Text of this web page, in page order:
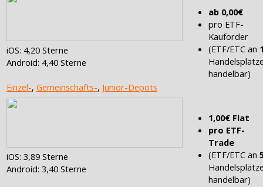
iOS: 4,20 Sterne
Android: 4,40 Sterne
Einzel-, Gemeinschafts-, Junior-Depots
ab 0,00€
pro ETF-
Kauforder
(ETF/ETC an
handelbar)
iOS: 3,89 Sterne
Android: 3,40 Sterne
1,00€ Flat
pro ETF-
Trade
(ETF/ETC an
handelbar)